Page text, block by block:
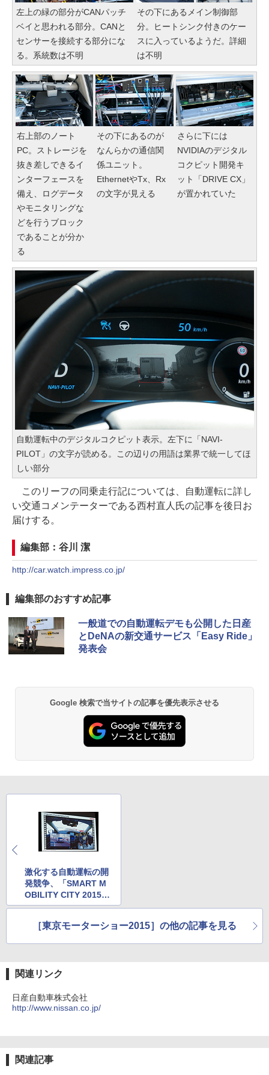
左上の緑の部分がCANパッチ
ベイと思われる部分。CANと
センサーを接続する部分にな
る。系統数は不明
その下にあるメイン制御部
分。ヒートシンク付きのケー
スに入っているようだ。詳細
は不明
右上部のノート
PC。ストレージを
抜き差しできるイ
ンターフェースを
備え、ログデータ
やモニタリングな
どを行うブロック
であることが分か
る
その下にあるのが
なんらかの通信関
係ユニット。
EthernetやTx、Rx
の文字が見える
さらに下には
NVIDIAのデジタル
コクピット開発キ
ット「DRIVE CX」
が置かれていた
自動運転中のデジタルコクピット表示。左下に「NAVI-
PILOT」の文字が読める。この辺りの用語は業界で統一してほ
しい部分
このリーフの同乗走行記については、自動運転に詳し
い交通コメンテーターである西村直人氏の記事を後日お
届けする。
編集部：谷川 潔
http://car.watch.impress.co.jp/
編集部のおすすめ記事
一般道での自動運転デモも公開した日産
とDeNAの新交通サービス「Easy Ride」
発表会
Google 検索で当サイトの記事を優先表示させる
激化する自動運転の開
発競争、「SMART M
OBILITY CITY 2015」
国際シンポジウムリポ
［東京モーターショー2015］の他の記事を見る
関連リンク
日産自動車株式会社
http://www.nissan.co.jp/
関連記事